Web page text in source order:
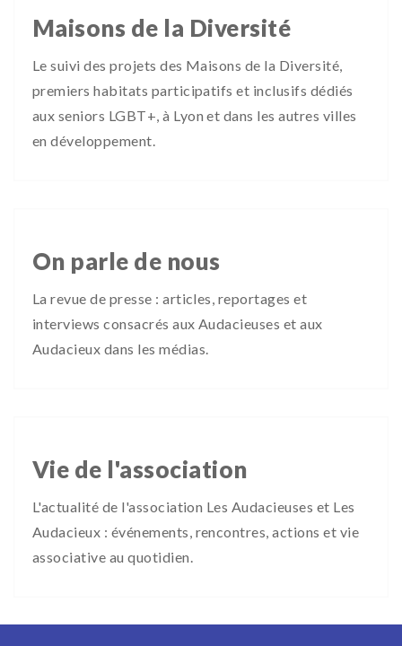
Maisons de la Diversité
Le suivi des projets des Maisons de la Diversité,
premiers habitats participatifs et inclusifs dédiés
aux seniors LGBT+, à Lyon et dans les autres villes
en développement.
On parle de nous
La revue de presse : articles, reportages et
interviews consacrés aux Audacieuses et aux
Audacieux dans les médias.
Vie de l'association
L'actualité de l'association Les Audacieuses et Les
Audacieux : événements, rencontres, actions et vie
associative au quotidien.